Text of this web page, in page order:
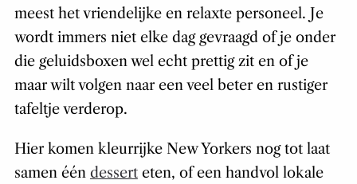
meest het vriendelijke en relaxte personeel. Je
wordt immers niet elke dag gevraagd of je onder
die geluidsboxen wel echt prettig zit en of je
maar wilt volgen naar een veel beter en rustiger
tafeltje verderop.
Hier komen kleurrijke New Yorkers nog tot laat
samen één desserteten, of een handvol lokale